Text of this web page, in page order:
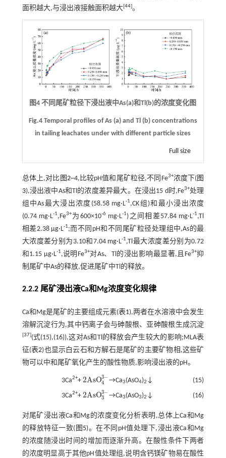
面积越大,与浸出液接触面积越大[44]。
图4 不同尾矿粒径下浸出液中As(a)和Tl(b)的浓度变化图
Fig.4 Temporal profiles of As (a) and Tl (b) concentrations
in tailing leachates under with different particle sizes
Full size
总体上,对比 图2~4,比较pH值和尾矿粒径,不同Fe3+浓度下(图
3),浸出液中As和Tl的浓度差异最大。在浸出15 d时,Fe3+处理
组中As最大浸出浓度(58.58 mg·L-1,CK组)和最小浸出浓度
(0.74 mg·L-1,Fe3+为600×10-6mg·L-1)之间相差57.84 mg·L-1,Tl
相差2.38 μg·L-1;而不同pH和不同尾矿粒径处理组中,As的最
大浓度差分别为3.10和7.04 mg·L-1,Tl最大浓度差分别为0.72
和1.15 μg·L-1,说明Fe3+对As、Tl的浸出影响最显著,且Fe3+抑
制尾矿中As的释放,促进尾矿中Tl的释放。
2.2.2 尾矿浸出液Ca和Mg浓度变化规律
Ca和Mg是尾矿的主要组成元素(表1),两者在水溶液中会发生
溶解沉淀行为,其中钙离子会与砷酸根、亚砷酸根生成沉淀
[37](式(15),(16)),这对As和Tl的释放会产生较大的影响;MLA表
征(表2)也显示白云石和方解石是尾矿的主要矿物相,这些矿
物可以中和尾矿氧化产生的酸性物质,影响浸出液的pH。
(15)
3Ca2++2AsO3−
4
2AsO43 →Ca3(AsO4)2 ↓
(16)
3Ca2++2AsO3−
3
2AsO33 →Ca3(AsO3)2 ↓
对尾矿浸出液Ca和Mg的浓度变化分析表明,总体上Ca和Mg
的释放特征一致( 图5)。在不同pH值处理下,浸出液Ca和Mg
的浓度随浸出时间的增加而逐渐升高。在酸性条件下两者
的浓度明显高于其他pH值处理组,说明含钙镁矿物易在酸性